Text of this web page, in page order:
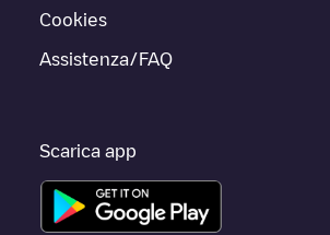
Cookies
Assistenza/FAQ
Scarica app